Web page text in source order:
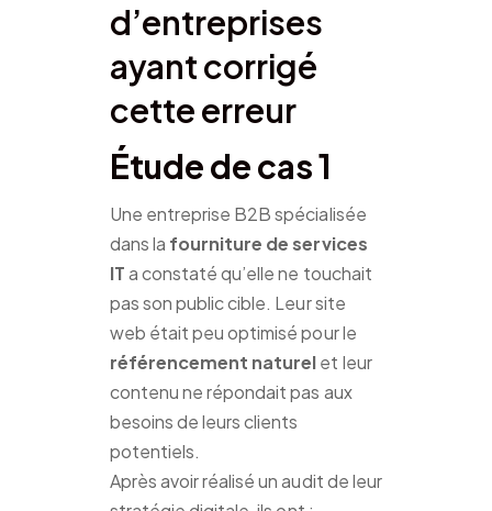
d’entreprises
ayant corrigé
cette erreur
Étude de cas 1
Une entreprise B2B spécialisée
dans la fourniture de services
ITa constaté qu’elle ne touchait
pas son public cible. Leur site
web était peu optimisé pour le
référencement naturelet leur
contenu ne répondait pas aux
besoins de leurs clients
potentiels.
Après avoir réalisé un audit de leur